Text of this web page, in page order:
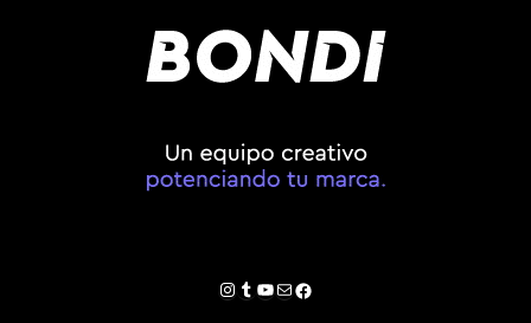
Instagram
Tumblr
YouTube
Correo electrónico
Facebook